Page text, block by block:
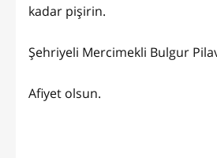
kadar pişirin.
Şehriyeli Mercimekli Bulgur
Afiyet olsun.